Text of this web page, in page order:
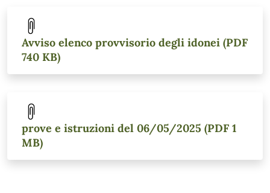
Avviso elenco provvisorio degli idonei (PDF
740 KB)
prove e istruzioni del 06/05/2025 (PDF 1
MB)